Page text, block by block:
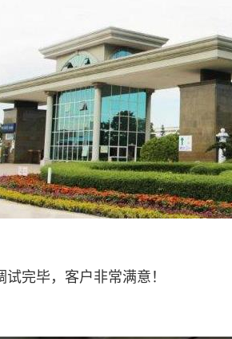
完毕，客户非常满意！